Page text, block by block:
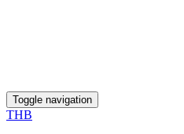
Toggle navigation
THB